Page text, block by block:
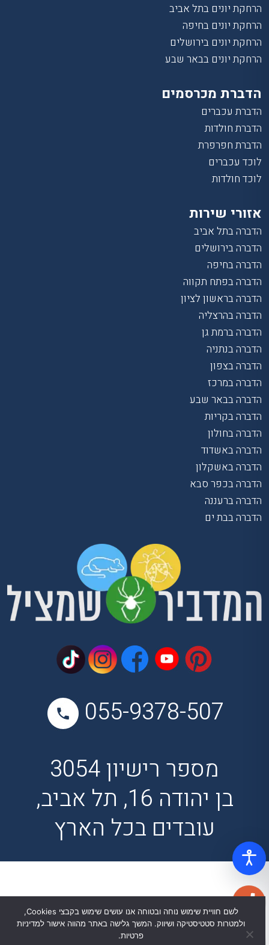
הרחקת יונים בתל אביב
הרחקת יונים בחיפה
הרחקת יונים בירושלים
הרחקת יונים בבאר שבע
הדברת מכרסמים
הדברת עכברים
הדברת חולדות
הדברת חפרפרת
לוכד עכברים
לוכד חולדות
אזורי שירות
הדברה בתל אביב
הדברה בירושלים
הדברה בחיפה
הדברה בפתח תקווה
הדברה בראשון לציון
הדברה בהרצליה
הדברה ברמת גן
הדברה בנתניה
הדברה בצפון
הדברה במרכז
הדברה בבאר שבע
הדברה בקריות
הדברה בחולון
הדברה באשדוד
הדברה באשקלון
הדברה בכפר סבא
הדברה ברעננה
הדברה בבת ים
055-9378-507
מספר רישיון 3054
בן יהודה 16, תל אביב,
עובדים בכל הארץ
לשם חוויית שימוש נוחה ובטוחה אנו עושים שימוש בקבצי Cookies,
ולמטרות סטטיסטיקה ושיווק. המשך גלישה באתר מהווה אישור למדיניות
פרטיות.